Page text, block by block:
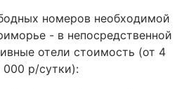
номеров необходимой
- в непосредственной
отели стоимость (от 4
р/сутки):